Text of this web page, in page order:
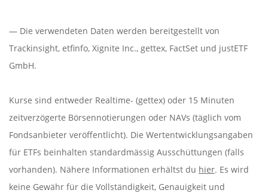
— Die verwendeten Daten werden bereitgestellt von
Trackinsight, etfinfo, Xignite Inc., gettex, FactSet und justETF
GmbH.
Kurse sind entweder Realtime- (gettex) oder 15 Minuten
zeitverzögerte Börsennotierungen oder NAVs (täglich vom
Fondsanbieter veröffentlicht). Die Wertentwicklungsangaben
für ETFs beinhalten standardmässig Ausschüttungen (falls
vorhanden). Nähere Informationen erhältst du hier. Es wird
keine Gewähr für die Vollständigkeit, Genauigkeit und